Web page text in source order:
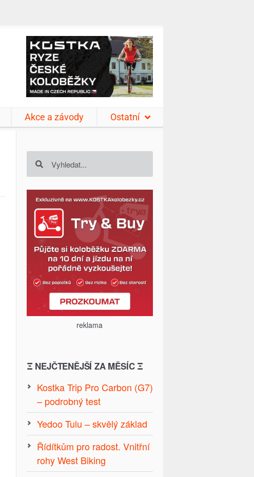
Akce a závody Ostatní
reklama
Ξ NEJČTENĚJŠÍ ZA MĚSÍC Ξ
Kostka Trip Pro Carbon (G7)
– podrobný test
Yedoo Tulu – skvělý základ
Řídítkům pro radost. Vnitřní
rohy West Biking